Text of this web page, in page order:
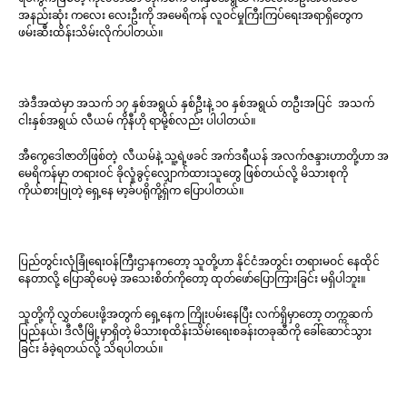
အနည်းဆုံး ကလေး လေးဦးကို အမေရိကန် လူဝင်မှုကြီးကြပ်ရေးအရာရှိတွေက
ဖမ်းဆီးထိန်းသိမ်းလိုက်ပါတယ်။
အဲဒီအထဲမှာ အသက် ၁၇ နှစ်အရွယ် နှစ်ဦးနဲ့ ၁၀ နှစ်အရွယ် တဦးအပြင် အသက်
ငါးနှစ်အရွယ် လီယမ် ကိုနီဟို ရာမို့စ်လည်း ပါပါတယ်။
အီကွေဒေါဇာတိဖြစ်တဲ့ လီယမ်နဲ့ သူ့ရဲ့ဖခင် အက်ဒရီယန် အလက်ဇန္ဒားဟာတို့ဟာ အ
မေရိကန်မှာ တရားဝင် ခိုလှုံခွင့်လျှောက်ထားသူတွေ ဖြစ်တယ်လို့ မိသားစုကို
ကိုယ်စားပြုတဲ့ ရှေ့နေ မာ့ခ်ပရိုကို့ရှ်က ပြောပါတယ်။
ပြည်တွင်းလုံခြုံရေးဝန်ကြီးဌာနကတော့ သူတို့ဟာ နိုင်ငံအတွင်း တရားမဝင် နေထိုင်
နေတာလို့ ပြောဆိုပေမဲ့ အသေးစိတ်ကိုတော့ ထုတ်ဖော်ပြောကြားခြင်း မရှိပါဘူး။
သူတို့ကို လွှတ်ပေးဖို့အတွက် ရှေ့နေက ကြိုးပမ်းနေပြီး လက်ရှိမှာတော့ တက္ကဆက်
ပြည်နယ်၊ ဒီလီမြို့မှာရှိတဲ့ မိသားစုထိန်းသိမ်းရေးစခန်းတခုဆီကို ခေါ်ဆောင်သွား
ခြင်း ခံခဲ့ရတယ်လို့ သိရပါတယ်။